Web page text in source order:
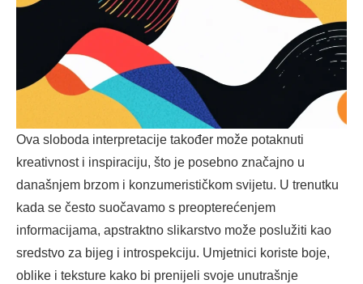
Ova sloboda interpretacije također može potaknuti
kreativnost i inspiraciju, što je posebno značajno u
današnjem brzom i konzumerističkom svijetu. U trenutku
kada se često suočavamo s preopterećenjem
informacijama, apstraktno slikarstvo može poslužiti kao
sredstvo za bijeg i introspekciju. Umjetnici koriste boje,
oblike i teksture kako bi prenijeli svoje unutrašnje